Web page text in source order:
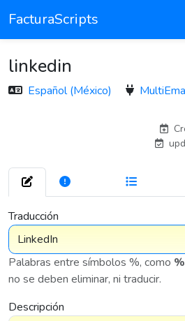
FacturaScripts
linkedin
Español (México)
Traducción
Palabras entre símbolos %, como
no se deben eliminar, ni traducir.
Descripción